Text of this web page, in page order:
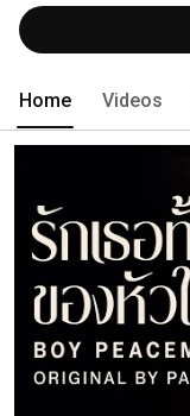
Home Videos